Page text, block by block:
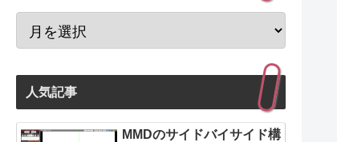
人気記事
MMDのサイドバイサイド構